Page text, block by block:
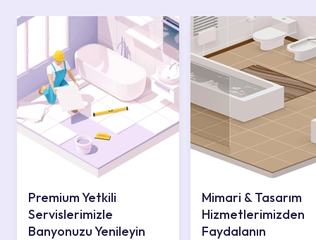
Premium Yetkili
Servislerimizle
Banyonuzu Yenileyin
Mimari & Tasarım
Hizmetlerimizden
Faydalanın